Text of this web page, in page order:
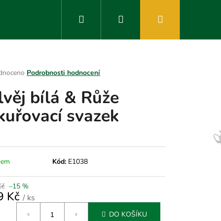
Hledat Přihlášení
Podrobnosti hodnocení
bílá & Růže
svazek
Kód: E1038
–15 %
Kč / ks
DO KOŠÍKU